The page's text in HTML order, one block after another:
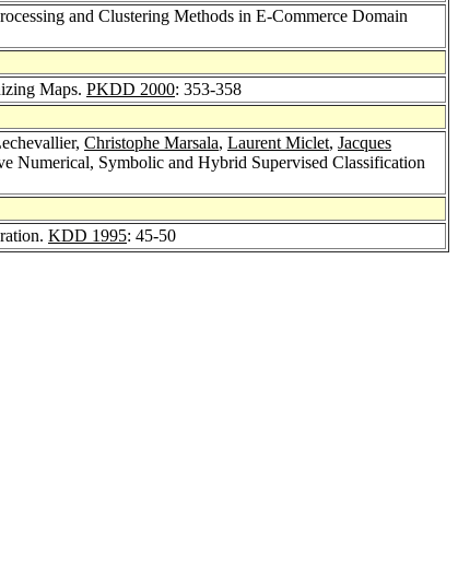
and Clustering Methods in E-Commerce Domain
Maps. PKDD 2000: 353-358
Christophe Marsala, Laurent Miclet, Jacques
Numerical, Symbolic and Hybrid Supervised Classification
KDD 1995: 45-50